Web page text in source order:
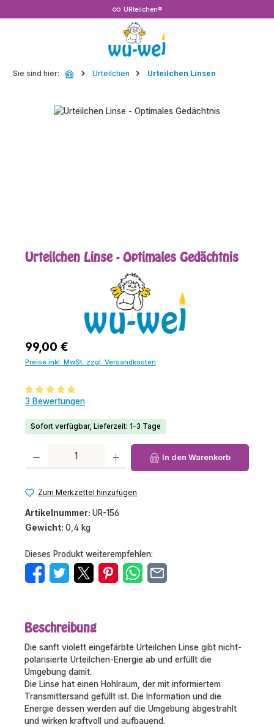
URteilchen®
Sie sind hier: Urteilchen Urteilchen Linsen
Bildergalerie überspringen
Urteilchen Linse - Optimales Gedächtnis
Regulärer Preis:
99,00 €
Preise inkl. MwSt. zzgl. Versandkosten
Durchschnittliche Bewertung von 5 von 5 Sternen
3 Bewertungen
Sofort verfügbar, Lieferzeit: 1-3 Tage
Produkt Anzahl: Gib den gewünschten Wert ein oder benutze die
In den Warenkorb
Zum Merkzettel hinzufügen
Artikelnummer: UR-156
Gewicht: 0,4 kg
Dieses Produkt weiterempfehlen:
Beschreibung
Die sanft violett eingefärbte Urteilchen Linse gibt nicht-
polarisierte Urteilchen-Energie ab und erfüllt die
Umgebung damit.
Die Linse hat einen Hohlraum, der mit informiertem
Transmittersand gefüllt ist. Die Information und die
Energie dessen werden auf die Umgebung abgestrahlt
und wirken kraftvoll und aufbauend.